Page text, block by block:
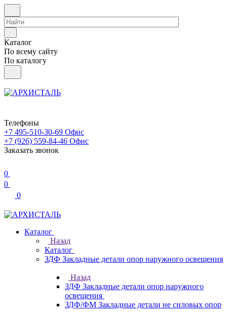
Каталог
По всему сайту
По каталогу
Телефоны
+7 495-510-30-69 Офис
+7 (926) 559-84-46 Офис
Заказать звонок
0
0
0
Каталог
Назад
Каталог
ЗДФ Закладные детали опор наружного освещения
Назад
ЗДФ Закладные детали опор наружного
освещения
ЗДФ/ФМ Закладные детали не силовых опор